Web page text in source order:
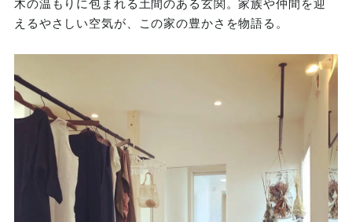
木の温もりに包まれる土間のある玄関。家族や仲間を迎
えるやさしい空気が、この家の豊かさを物語る。